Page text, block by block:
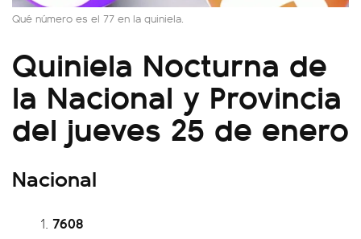
Qué número es el 77 en la quiniela.
Quiniela Nocturna de
la Nacional y Provincia
del jueves 25 de enero
Nacional
7608